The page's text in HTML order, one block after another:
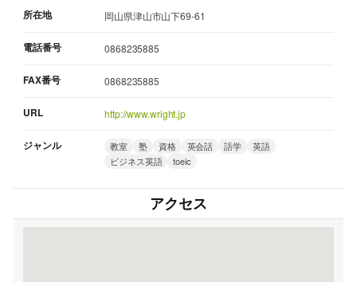
所在地 岡山県津山市山下69-61
電話番号 0868235885
FAX番号 0868235885
URL http://www.wright.jp
ジャンル 教室 塾 資格 英会話 語学
英語
ビジネス英語
toeic
アクセス